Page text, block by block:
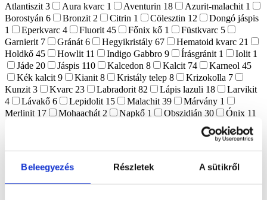
Beleegyezés Részletek A sütikről
Atlantiszit 3 Aura kvarc 1 Aventurin 18 Azurit-malachit 1
Borostyán 6 Bronzit 2 Citrin 1 Cölesztin 12
Dongó jáspis
1
Eperkvarc 4 Fluorit 45 Főnix kő 1 Füstkvarc 5
Garnierit 7 Gránát 6 Hegyikristály 67 Hematoid kvarc 21
Holdkő 45 Howlit 11 Indigo Gabbro 9 Írásgránit 1 Iolit 1
Jáde 20 Jáspis 110 Kalcedon 8 Kalcit 74 Karneol 45
Kék kalcit 9 Kianit 8 Kristály telep 8 Krizokolla 7
Kunzit 3 Kvarc 23 Labradorit 82 Lápis lazuli 18
Larvikit
4
Lávakő 6 Lepidolit 15 Malachit 39 Márvány 1
Merlinit 17 Mohaachát 2 Napkő 1 Obszidián 30 Ónix 11
Realgár 1
Riolit
Rubellit1
Rubin zoizit3 Rutilkvarc4 Shungit17 Szelenit63
Szerpentin Tektit
Tigrisszem23 Turmalin8 Turmalinkvarc Vanadinit
Vulkáni achát1 Yooperlit6 Zöld opál6